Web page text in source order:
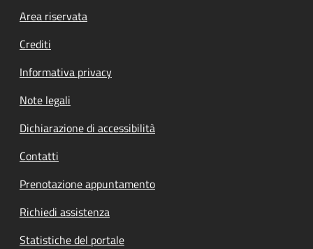
Footer menu
Area riservata
Crediti
Informativa privacy
Note legali
Dichiarazione di accessibilità
Contatti
Prenotazione appuntamento
Richiedi assistenza
Statistiche del portale